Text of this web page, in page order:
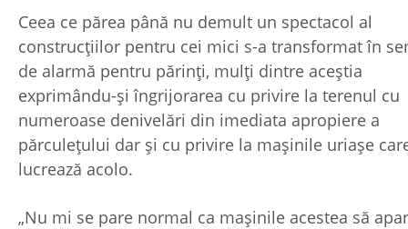
Ceea ce părea până nu demult un spectacol al
construcțiilor pentru cei mici s-a transformat în
de alarmă pentru părinți, mulți dintre aceștia
exprimându-și îngrijorarea cu privire la terenul cu
numeroase denivelări din imediata apropiere a
părculețului dar și cu privire la mașinile uriașe
lucrează acolo.
„Nu mi se pare normal ca mașinile acestea să